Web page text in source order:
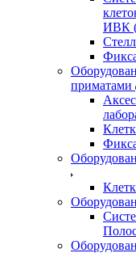
ИВК
приматами